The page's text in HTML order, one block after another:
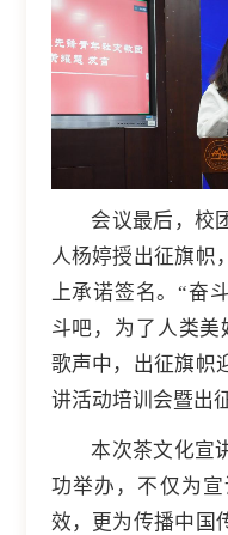
会议最后，校
人杨婷授出征旗帜
上承诺签名。“奋
斗吧，为了人类
歌声中，出征旗帜
讲活动培训会暨出
本次茶文化宣
功举办，不仅为
效，更为传播中国